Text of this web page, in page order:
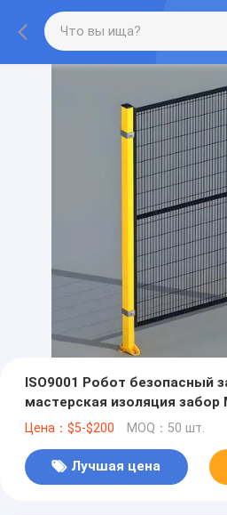
ISO9001 Робот безопасный
мастерская изоляция забор
сетка Защитный перила
Цена：$5-$200 MOQ：50 шт.
Лучшая цена